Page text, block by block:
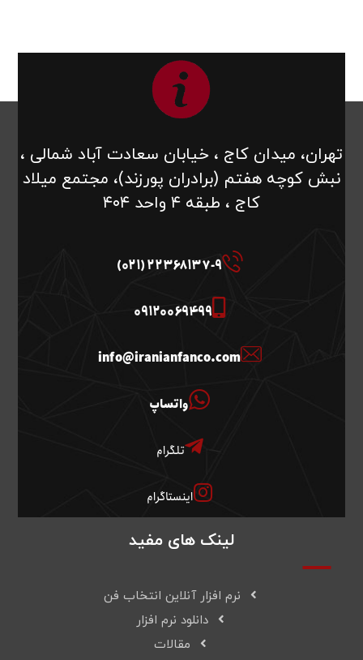
تهران، میدان کاج ، خیابان سعادت آباد شمالی ،
نبش کوچه هفتم (برادران پورزند)، مجتمع میلاد
کاج ، طبقه ۴ واحد ۴۰۴
22368137-9 (021)
09120069499
info@iranianfanco.com
واتساپ
تلگرام
اینستاگرام
لینک های مفید
نرم افزار آنلاین انتخاب فن
دانلود نرم افزار
مقالات